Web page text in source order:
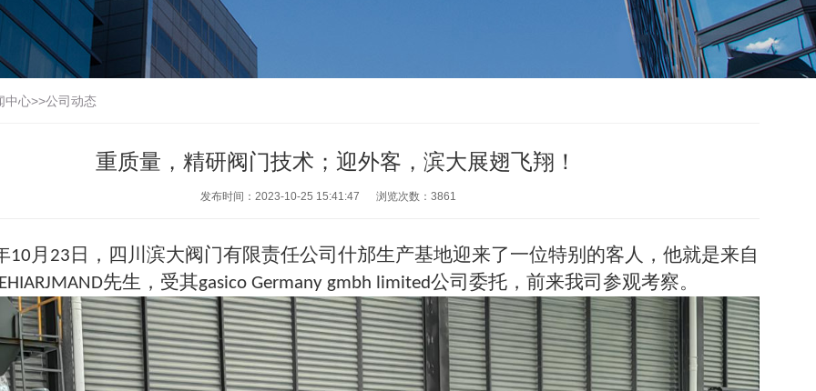
中心>>公司动态
重质量，精研阀门技术；迎外客，滨大展翅飞翔！
发布时间：2023-10-25 15:41:47 浏览次数： 3861
10月 23 日，四川滨大阀门有限责任公司什邡生产基地迎来了一位特别的客人，他就是来自
先生，受其gasico Germany gmbh limited公司委托，前来我司参观考察。